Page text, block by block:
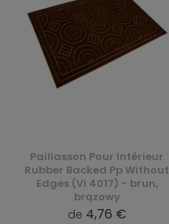
Paillasson Pour Intérieur
Rubber Backed Pp Without
Edges (Vi 4017) - brun,
brązowy
de 4,76 €